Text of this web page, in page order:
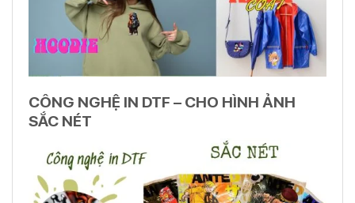
CÔNG NGHỆ IN DTF – CHO HÌNH ẢNH
SẮC NÉT